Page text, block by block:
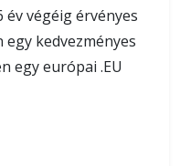
év végéig érvényes
kedvezményes
egy európai .EU